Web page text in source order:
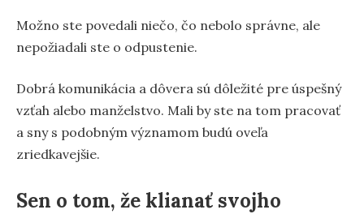
Možno ste povedali niečo, čo nebolo správne, ale
nepožiadali ste o odpustenie.
Dobrá komunikácia a dôvera sú dôležité pre úspešný
vzťah alebo manželstvo. Mali by ste na tom pracovať
a sny s podobným významom budú oveľa
zriedkavejšie.
Sen o tom, že klianať svojho